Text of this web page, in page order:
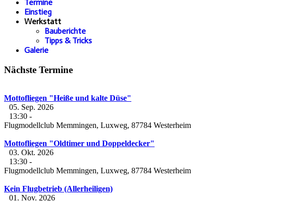
Termine
Einstieg
Werkstatt
Bauberichte
Tipps & Tricks
Galerie
Nächste Termine
Mottofliegen "Heiße und kalte Düse"
05. Sep. 2026
13:30 -
Flugmodellclub Memmingen, Luxweg, 87784 Westerheim
Mottofliegen "Oldtimer und Doppeldecker"
03. Okt. 2026
13:30 -
Flugmodellclub Memmingen, Luxweg, 87784 Westerheim
Kein Flugbetrieb (Allerheiligen)
01. Nov. 2026